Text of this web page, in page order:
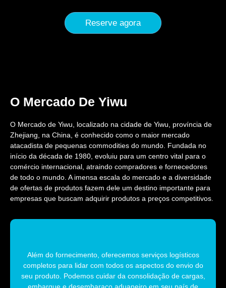
Reserve agora
O Mercado De Yiwu
O Mercado de Yiwu, localizado na cidade de Yiwu, província de
Zhejiang, na China, é conhecido como o maior mercado
atacadista de pequenas commodities do mundo. Fundada no
início da década de 1980, evoluiu para um centro vital para o
comércio internacional, atraindo compradores e fornecedores
de todo o mundo. A imensa escala do mercado e a diversidade
de ofertas de produtos fazem dele um destino importante para
empresas que buscam adquirir produtos a preços competitivos.
Além do fornecimento, oferecemos serviços logísticos
completos para lidar com todos os aspectos do envio do
seu produto. Podemos cuidar da consolidação de cargas,